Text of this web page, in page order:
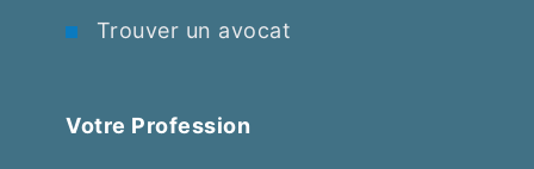
Trouver un avocat
Votre Profession